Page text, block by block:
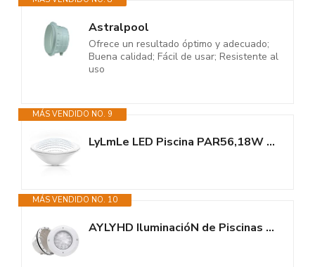
Astralpool
Ofrece un resultado óptimo y adecuado;
Buena calidad; Fácil de usar; Resistente al
uso
MÁS VENDIDO NO. 9
LyLmLe LED Piscina PAR56,18W Foco Piscina Sumergible Iluminación LED...
MÁS VENDIDO NO. 10
AYLYHD IluminacióN de Piscinas con ABS Nicho, PAR56 12V CA Bombillas LED...